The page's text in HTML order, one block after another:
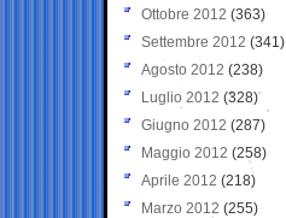
Ottobre 2012 (363)
Settembre 2012 (341)
Agosto 2012 (238)
Luglio 2012 (328)
Giugno 2012 (287)
Maggio 2012 (258)
Aprile 2012 (218)
Marzo 2012 (255)